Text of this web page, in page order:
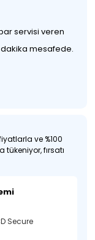
servisi veren
mesafede.
ve %100
fırsatı
Secure